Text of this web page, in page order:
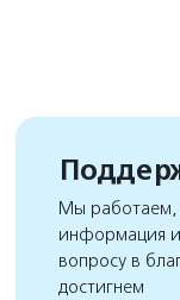
Мы работаем,
информация
вопросу в
достигнем